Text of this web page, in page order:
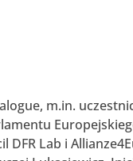
m.in.
Lab i